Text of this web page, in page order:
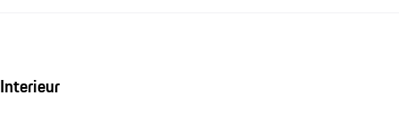
Interieur